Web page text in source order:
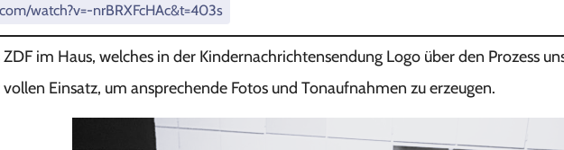
watch?v=-nrBRXFcHAc&t=403s
im Haus, welches in der Kindernachrichtensendung Logo über den Prozess
Einsatz, um ansprechende Fotos und Tonaufnahmen zu erzeugen.